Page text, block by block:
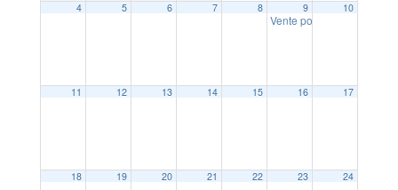
4 5 6 7 8 9
Vente pommes de terre
10
11 12 13 14 15 16 17
18 19 20 21 22 23 24